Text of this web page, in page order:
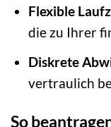
Flexible
die zu Ihrer
Diskrete
vertraulich
So